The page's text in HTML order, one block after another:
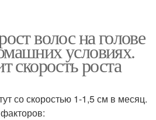
волос на голове
условиях.
скорость роста
со скоростью 1-1,5 см в месяц.